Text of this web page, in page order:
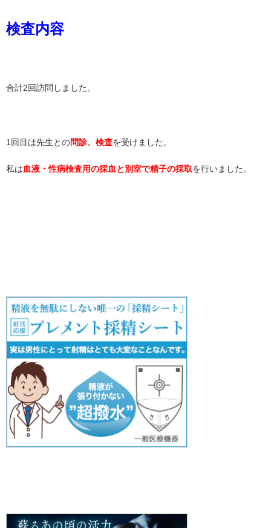
検査内容
合計2回訪問しました。
1回目は先生との問診、検査を受けました。
私は血液・性病検査用の採血と別室で精子の採取を行いました。